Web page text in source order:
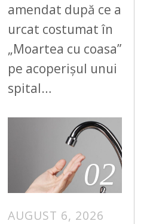
amendat după ce a
urcat costumat în
„Moartea cu coasa”
pe acoperișul unui
spital…
02
AUGUST 6, 2026